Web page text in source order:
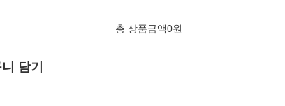
총 상품금액0원
담기